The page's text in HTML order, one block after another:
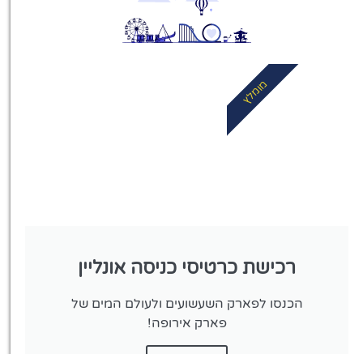
רכישת כרטיסי כניסה אונליין
הכנסו לפארק השעשועים ולעולם המים של
פארק אירופה!
מומלץ